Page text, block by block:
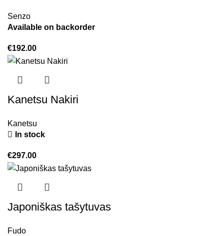
Senzo
Available on backorder
€192.00
Kanetsu Nakiri
Kanetsu
In stock
€297.00
Japoniškas tašytuvas
Fudo